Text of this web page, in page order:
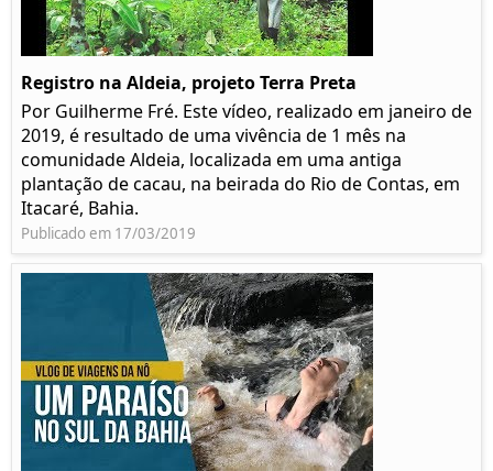
Registro na Aldeia, projeto Terra Preta
Por Guilherme Fré. Este vídeo, realizado em janeiro de
2019, é resultado de uma vivência de 1 mês na
comunidade Aldeia, localizada em uma antiga
plantação de cacau, na beirada do Rio de Contas, em
Itacaré, Bahia.
Publicado em 17/03/2019